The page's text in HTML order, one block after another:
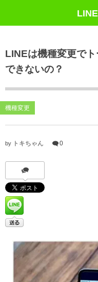
LINEは機種変更で
できないの？
機種変更
by トキちゃん 0